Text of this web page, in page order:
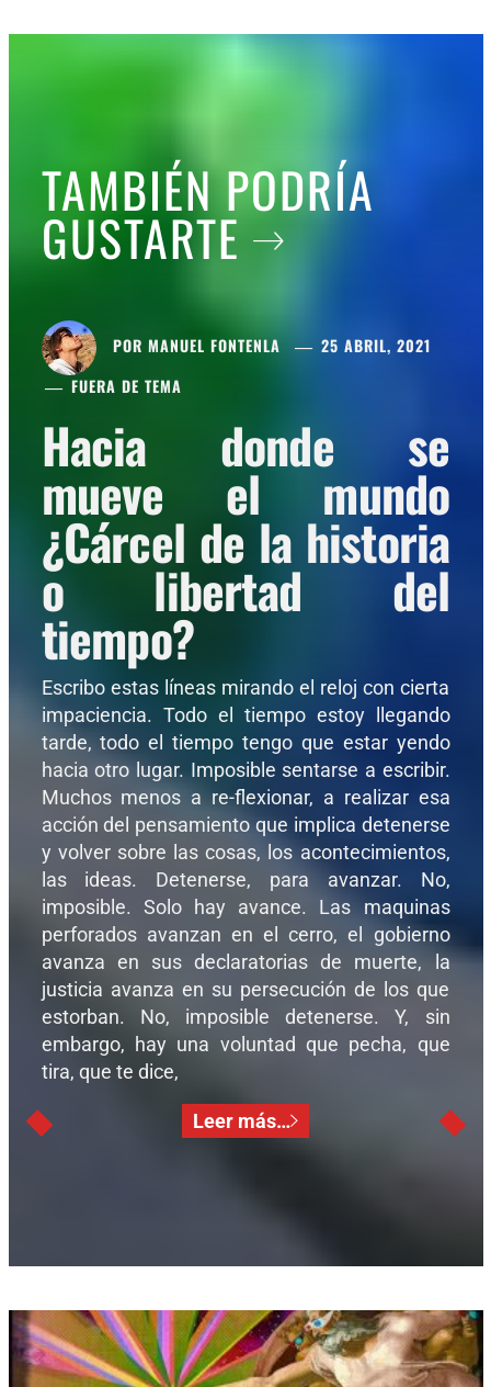
TAMBIÉN PODRÍA
GUSTARTE
POR MANUEL FONTENLA
25 ABRIL, 2021
FUERA DE TEMA
Hacia donde se
mueve el mundo
¿Cárcel de la historia
o libertad del
tiempo?
Escribo estas líneas mirando el reloj con cierta
impaciencia. Todo el tiempo estoy llegando
tarde, todo el tiempo tengo que estar yendo
hacia otro lugar. Imposible sentarse a escribir.
Muchos menos a re-flexionar, a realizar esa
acción del pensamiento que implica detenerse
y volver sobre las cosas, los acontecimientos,
las ideas. Detenerse, para avanzar. No,
imposible. Solo hay avance. Las maquinas
perforados avanzan en el cerro, el gobierno
avanza en sus declaratorias de muerte, la
justicia avanza en su persecución de los que
estorban. No, imposible detenerse. Y, sin
embargo, hay una voluntad que pecha, que
tira, que te dice,
Leer más…